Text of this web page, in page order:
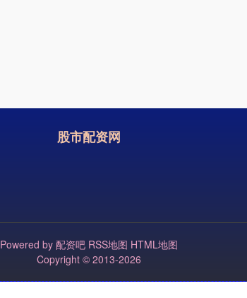
股市配资网
Powered by 配资吧 RSS地图 HTML地图
Copyright © 2013-2026